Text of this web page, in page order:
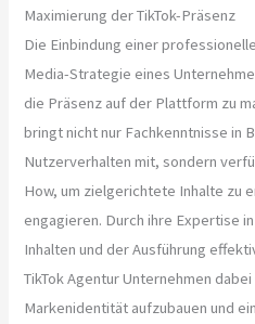
Maximierung der TikTok-Präsenz
Die Einbindung einer
Media-Strategie eines
die Präsenz auf der Plattform zu
bringt nicht nur Fachkenntnisse in
Nutzerverhalten mit, sondern
How, um zielgerichtete Inhalte zu
engagieren. Durch ihre Expertise
Inhalten und der Ausführung
TikTok Agentur Unternehmen
Markenidentität aufzubauen und